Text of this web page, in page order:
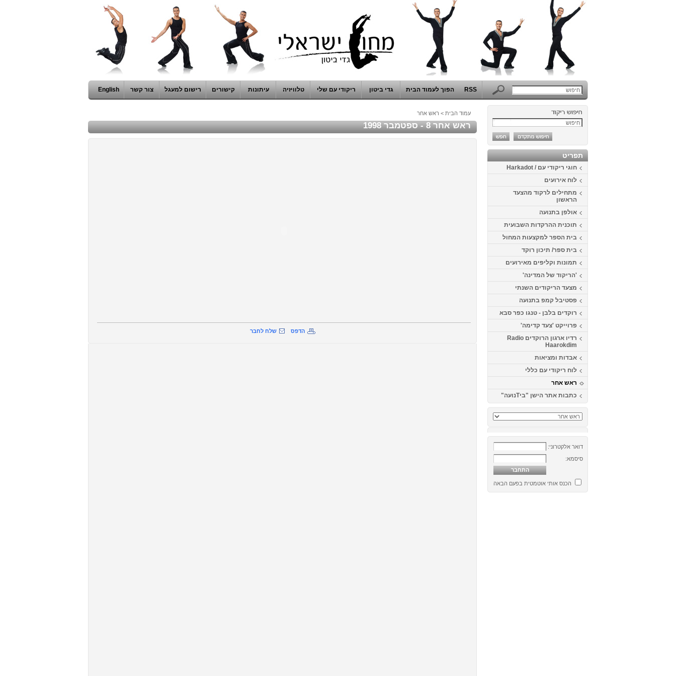
RSS הפוך לעמוד הבית גדי ביטון ריקודי עם שלי טלוויזיה עיתונות קישורים רישום למעגל צור קשר English
תפריט
חוגי ריקודי עם / Harkadot
לוח אירועים
מתחילים לרקוד מהצעד
הראשון
אולפן בתנועה
תוכנית ההרקדות השבועית
בית הספר למקצעות המחול
בית ספר/ תיכון רוקד
תמונות וקליפים מאירועים
'הריקוד של המדינה'
מצעד הריקודים השנתי
פסטיבל קמפ בתנועה
רוקדים בלבן - טנגו כפר סבא
פרוייקט 'צעד קדימה'
רדיו ארגון הרוקדים Radio
Haarokdim
אבדות ומציאות
לוח ריקודי עם כללי
ראש אחר
כתבות אתר הישן "ביTנועה"
דואר אלקטרוני:
סיסמא:
הכנס אותי אוטמטית בפעם הבאה
עמוד הבית > ראש אחר
ראש אחר 8 - ספטמבר 1998
הדפס שלח לחבר